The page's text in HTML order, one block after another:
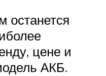
останется
цене и
АКБ.